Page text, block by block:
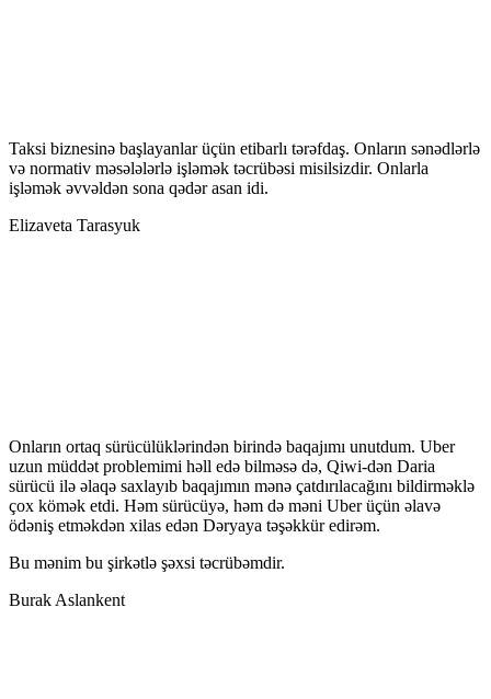
Taksi biznesinə başlayanlar üçün etibarlı tərəfdaş. Onların sənədlərlə
və normativ məsələlərlə işləmək təcrübəsi misilsizdir. Onlarla
işləmək əvvəldən sona qədər asan idi.
Elizaveta Tarasyuk
Onların ortaq sürücülüklərindən birində baqajımı unutdum. Uber
uzun müddət problemimi həll edə bilməsə də, Qiwi-dən Daria
sürücü ilə əlaqə saxlayıb baqajımın mənə çatdırılacağını bildirməklə
çox kömək etdi. Həm sürücüyə, həm də məni Uber üçün əlavə
ödəniş etməkdən xilas edən Dəryaya təşəkkür edirəm.
Bu mənim bu şirkətlə şəxsi təcrübəmdir.
Burak Aslankent